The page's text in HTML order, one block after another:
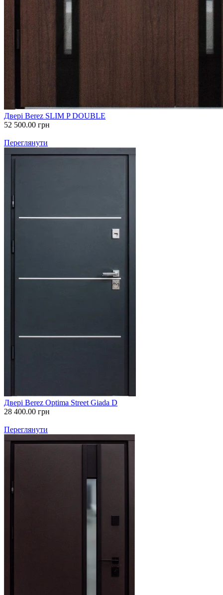
Двері Berez SLIM P DOUBLE
52 500.00 грн
Переглянути
Двері Berez Optima Street Giada D
28 400.00 грн
Переглянути